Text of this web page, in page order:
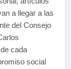
a llegar a las
del Consejo
cada
social